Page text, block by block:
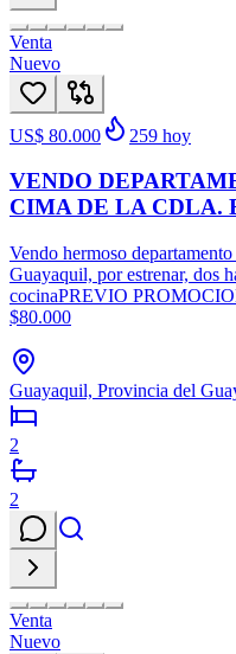
Venta
Nuevo
US$ 80.000 259 hoy
VENDO
CIMA DE LA CDLA.
Vendo hermoso
Guayaquil, por estrenar, dos
cocinaPREVIO
$80.000
Guayaquil, Provincia del
2
2
Venta
Nuevo